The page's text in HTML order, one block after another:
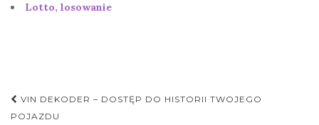
Lotto, losowanie
Nawigacja
VIN DEKODER – DOSTĘP DO HISTORII TWOJEGO
POJAZDU